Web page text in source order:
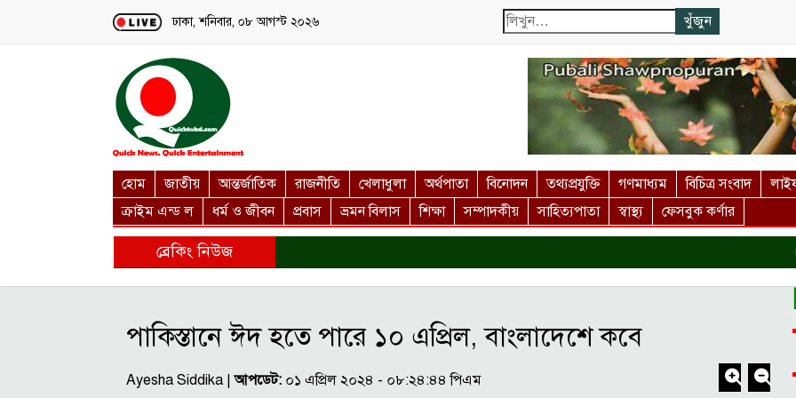
Loading...
ঢাকা, শনিবার, ০৮ আগস্ট ২০২৬
হোম জাতীয় আন্তর্জাতিক রাজনীতি খেলাধুলা অর্থপাতা বিনোদন তথ্যপ্রযুক্তি গণমাধ্যম বিচিত্র সংবাদ
ক্রাইম এন্ড ল
ধর্ম ও জীবন প্রবাস ভ্রমন বিলাস শিক্ষা সম্পাদকীয় সাহিত্যপাতা স্বাস্থ্য ফেসবুক কর্ণার
ব্রেকিং নিউজ
পাকিস্তানে ঈদ হতে পারে ১০ এপ্রিল, বাংলাদেশে কবে
Ayesha Siddika |আপডেট: ০১ এপ্রিল ২০২৪ - ০৮:২৪:৪৪ পিএম